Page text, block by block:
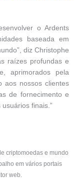
o Ardents
baseada em
diz Christophe
raízes profundas e
aprimorados pela
aos nossos clientes
de fornecimento e
finais.”
criptomoedas e mundo
em vários portais
web.